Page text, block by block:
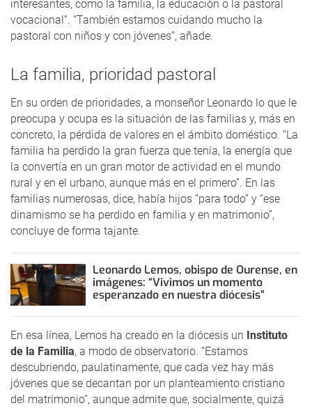
interesantes, como la familia, la educación o la pastoral
vocacional”. “También estamos cuidando mucho la
pastoral con niños y con jóvenes”, añade.
La familia, prioridad pastoral
En su orden de prioridades, a monseñor Leonardo lo que le
preocupa y ocupa es la situación de las familias y, más en
concreto, la pérdida de valores en el ámbito doméstico. “La
familia ha perdido la gran fuerza que tenía, la energía que
la convertía en un gran motor de actividad en el mundo
rural y en el urbano, aunque más en el primero”. En las
familias numerosas, dice, había hijos “para todo” y “ese
dinamismo se ha perdido en familia y en matrimonio”,
concluye de forma tajante.
Leonardo Lemos, obispo de Ourense, en
imágenes: “Vivimos un momento
esperanzado en nuestra diócesis”
En esa línea, Lemos ha creado en la diócesis un Instituto
de la Familia, a modo de observatorio. “Estamos
descubriendo, paulatinamente, que cada vez hay más
jóvenes que se decantan por un planteamiento cristiano
del matrimonio”, aunque admite que, socialmente, quizá